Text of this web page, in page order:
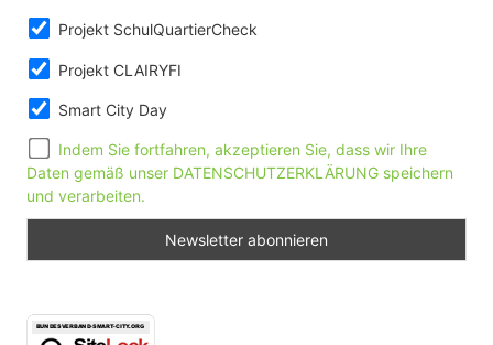
Projekt SchulQuartierCheck
Projekt CLAIRYFI
Smart City Day
Indem Sie fortfahren, akzeptieren Sie, dass wir Ihre
Daten gemäß unser DATENSCHUTZERKLÄRUNG speichern
und verarbeiten.